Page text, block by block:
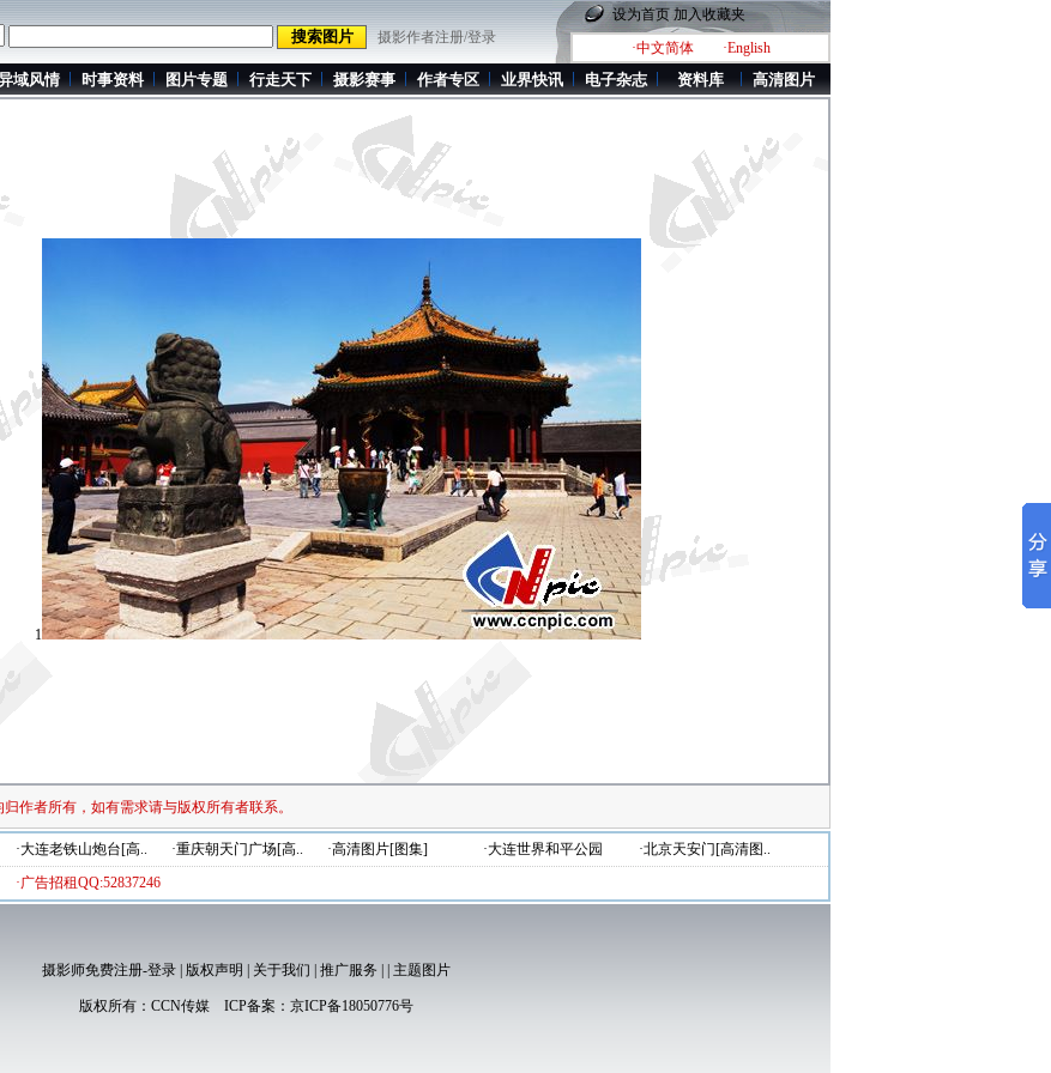
摄影作者注册/登录
设为首页 加入收藏夹
·中文简体
·English
域风情 时事资料 图片专题 行走天下 摄影赛事 作者专区 业界快讯 电子杂志 资料库 高清图片
1
作者所有，如有需求请与版权所有者联系。
·大连老铁山炮台[高.. ·重庆朝天门广场[高.. ·高清图片[图集] ·大连世界和平公园
·北京天安门[高清图..
·广告招租QQ:52837246
摄影师免费注册-登录| 版权声明 关于我们 推广服务 主题图片
版权所有： CCN传媒ICP备案： 京ICP备18050776号